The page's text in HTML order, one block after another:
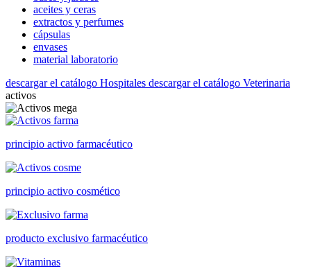
aceites y ceras
extractos y perfumes
cápsulas
envases
material laboratorio
descargar el catálogo Hospitales descargar el catálogo Veterinaria
activos
principio activo farmacéutico
principio activo cosmético
producto exclusivo farmacéutico